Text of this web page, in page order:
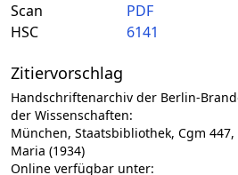
Scan
PDF
HSC
6141
Zitiervorschlag
Handschriftenarchiv der Berlin-
der Wissenschaften:
München, Staatsbibliothek, Cgm
Maria (1934)
Online verfügbar unter: